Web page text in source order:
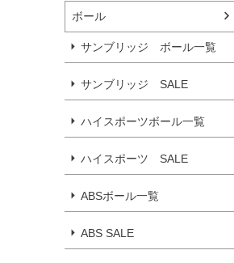
ボール
サンブリッジ ボール一覧
サンブリッジ SALE
ハイスポーツボール一覧
ハイスポーツ SALE
ABSボール一覧
ABS SALE